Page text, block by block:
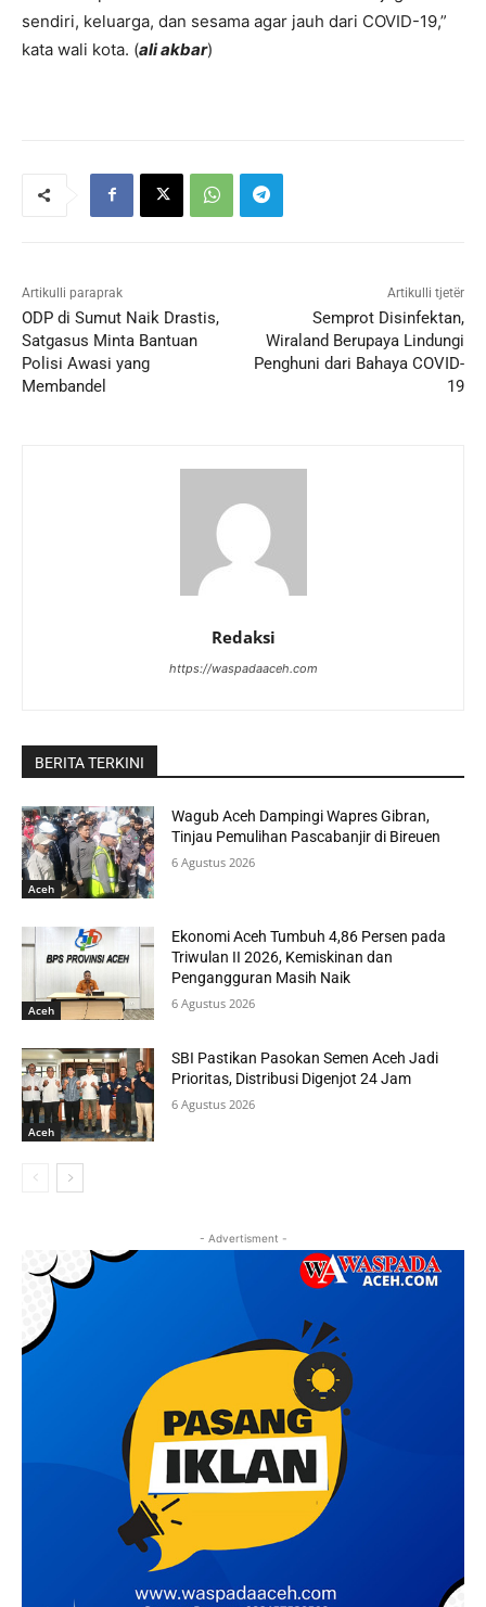
sendiri, keluarga, dan sesama agar jauh dari COVID-19,”
kata wali kota. (ali akbar)
Artikulli paraprak
ODP di Sumut Naik Drastis,
Satgasus Minta Bantuan
Polisi Awasi yang
Membandel
Artikulli tjetër
Semprot Disinfektan,
Wiraland Berupaya Lindungi
Penghuni dari Bahaya COVID-
19
Redaksi
https://waspadaaceh.com
BERITA TERKINI
Aceh
Wagub Aceh Dampingi Wapres Gibran,
Tinjau Pemulihan Pascabanjir di Bireuen
6 Agustus 2026
Aceh
Ekonomi Aceh Tumbuh 4,86 Persen pada
Triwulan II 2026, Kemiskinan dan
Pengangguran Masih Naik
6 Agustus 2026
Aceh
SBI Pastikan Pasokan Semen Aceh Jadi
Prioritas, Distribusi Digenjot 24 Jam
6 Agustus 2026
- Advertisment -